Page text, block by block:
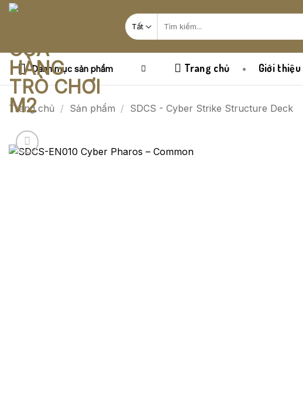
Bỏ
dung
kiếm:
Danh mục sản phẩm Trang chủ Giới thiệu
Trang chủ / Sản phẩm / SDCS - Cyber Strike Structure Deck